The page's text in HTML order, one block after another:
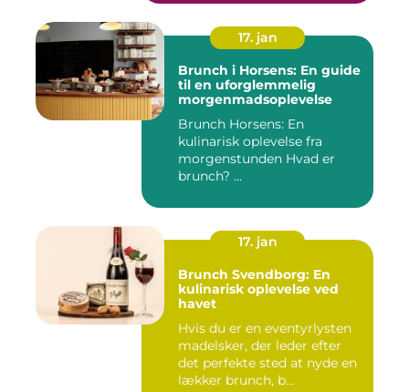
17. jan
Brunch i Horsens: En guide
til en uforglemmelig
morgenmadsoplevelse
Brunch Horsens: En
kulinarisk oplevelse fra
morgenstunden Hvad er
brunch? ...
17. jan
Brunch Svendborg: En
kulinarisk oplevelse ved
havet
Hvis du er en eventyrlysten
madelsker, der leder efter
det perfekte sted at nyde en
lækker brunch, b...